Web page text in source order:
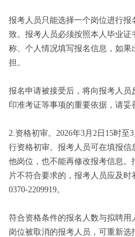
报考人员只能选择一个岗位进行
致。报考人员必须按照本人毕业
称、个人情况填写报名信息，如
担。
报名申请被接受后，将向报考人
印准考证等事项的重要依据，请妥
2.资格初审。2026年3月2日15时
行资格初审。报考人员可在填报
他岗位，也不能再修改报考信息
片不符合要求的，报考人员应及
0370-2209919。
符合资格条件的报名人数与拟聘
岗位被取消的报考人员，可重新选